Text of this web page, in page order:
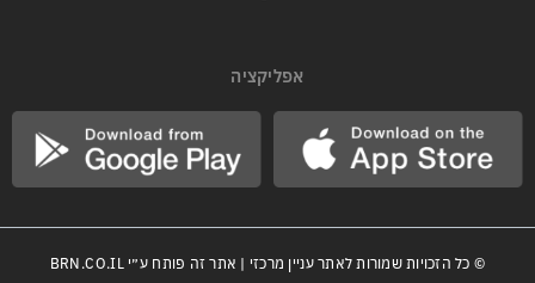
אפליקציה
© כל הזכויות שמורות לאתר עניין מרכזי | אתר זה פותח ע״יBRN.CO.IL